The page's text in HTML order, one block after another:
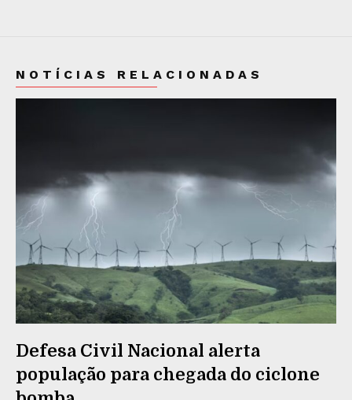
NOTÍCIAS RELACIONADAS
Defesa Civil Nacional alerta
população para chegada do ciclone